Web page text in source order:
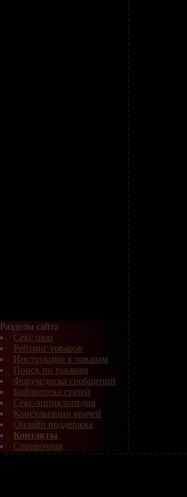
Разделы сайта
Секс шоп
Рейтинг товаров
Инструкции к товарам
Поиск по товарам
Форум/доска сообщений
Библиотека статей
Секс-энциклопедия
Консультации врачей
Онлайн поддержка
Контакты
Справочная